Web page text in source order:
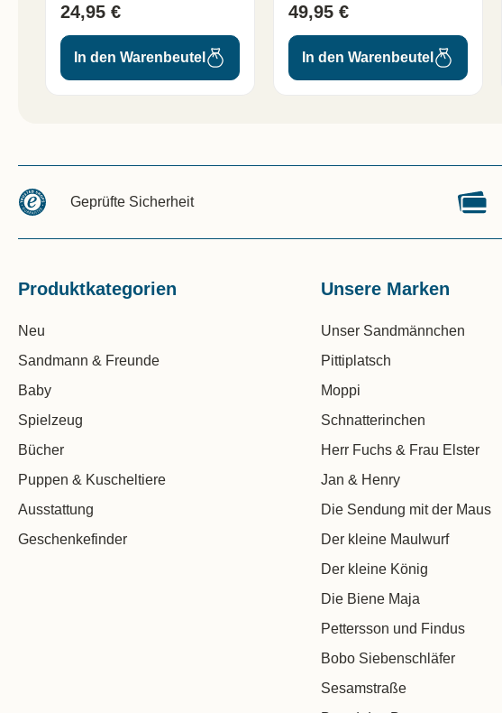
24,95 €
In den Warenbeutel
49,95 €
In den Warenbeutel
Geprüfte Sicherheit
Produktkategorien
Neu
Sandmann & Freunde
Baby
Spielzeug
Bücher
Puppen & Kuscheltiere
Ausstattung
Geschenkefinder
Unsere Marken
Unser Sandmännchen
Pittiplatsch
Moppi
Schnatterinchen
Herr Fuchs & Frau Elster
Jan & Henry
Die Sendung mit der Maus
Der kleine Maulwurf
Der kleine König
Die Biene Maja
Pettersson und Findus
Bobo Siebenschläfer
Sesamstraße